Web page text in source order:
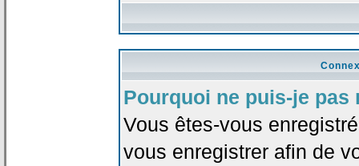
Pourquoi ne puis-je pas
Vous êtes-vous
vous enregistrer afin de